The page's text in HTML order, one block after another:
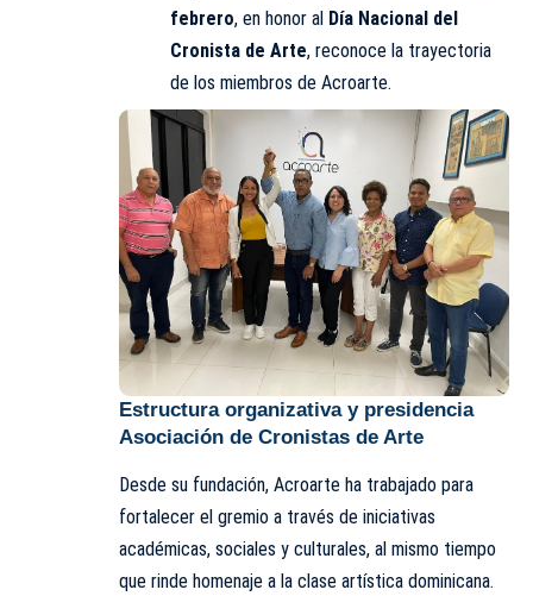
febrero, en honor al Día Nacional del
Cronista de Arte, reconoce la trayectoria
de los miembros de Acroarte.
Estructura organizativa y presidencia
Asociación de Cronistas de Arte
Desde su fundación, Acroarte ha trabajado para
fortalecer el gremio a través de iniciativas
académicas, sociales y culturales, al mismo tiempo
que rinde homenaje a la clase artística dominicana.